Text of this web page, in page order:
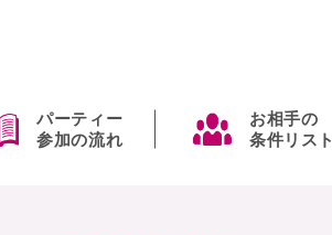
パーティー
参加の流れ
お相手の
条件リスト